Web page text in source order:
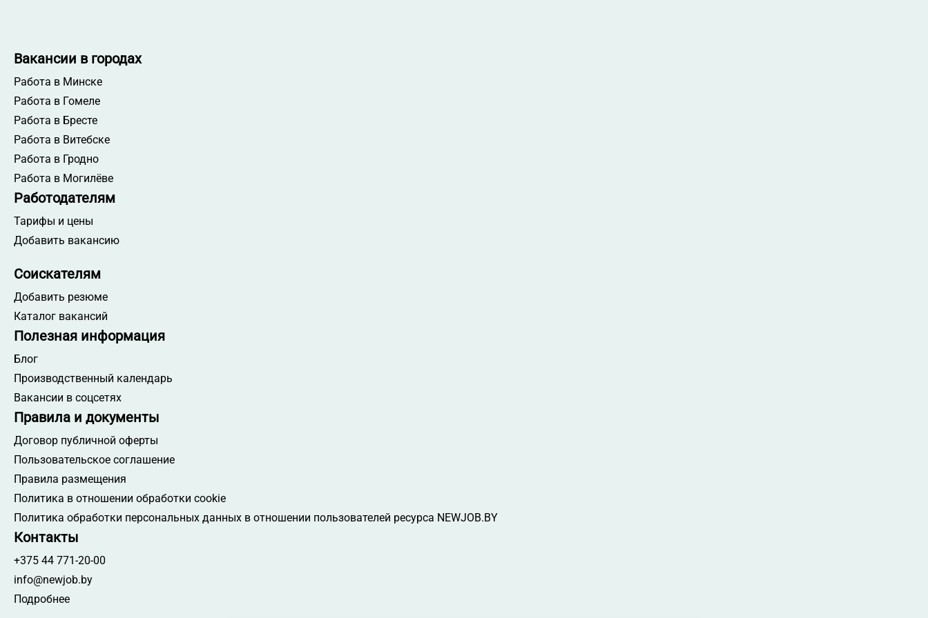
Вакансии в городах
Работа в Минске
Работа в Гомеле
Работа в Бресте
Работа в Витебске
Работа в Гродно
Работа в Могилёве
Работодателям
Тарифы и цены
Добавить вакансию
Соискателям
Добавить резюме
Каталог вакансий
Полезная информация
Блог
Производственный календарь
Вакансии в соцсетях
Правила и документы
Договор публичной оферты
Пользовательское соглашение
Правила размещения
Политика в отношении обработки cookie
Политика обработки персональных данных в отношении пользователей ресурса NEWJOB.BY
Контакты
+375 44 771-20-00
info@newjob.by
Подробнее